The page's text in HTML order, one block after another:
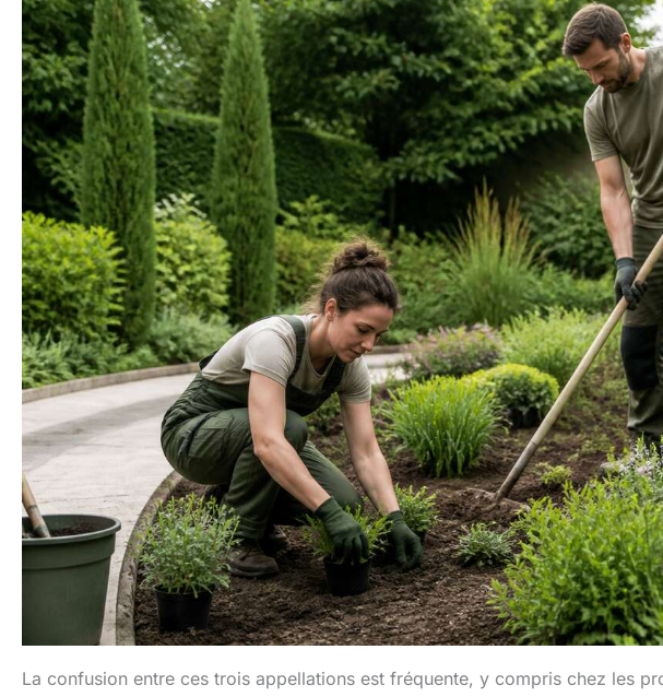
La confusion entre ces trois appellations est fréquente, y compris chez les